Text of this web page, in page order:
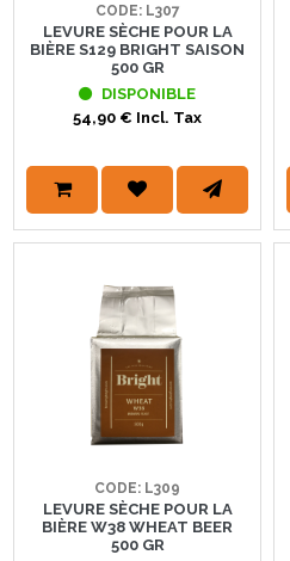
CODE: L307
LEVURE SÈCHE POUR LA
BIÈRE S129 BRIGHT SAISON
500 GR
DISPONIBLE
54,90 € Incl. Tax
CODE: L309
LEVURE SÈCHE POUR LA
BIÈRE W38 WHEAT BEER
500 GR